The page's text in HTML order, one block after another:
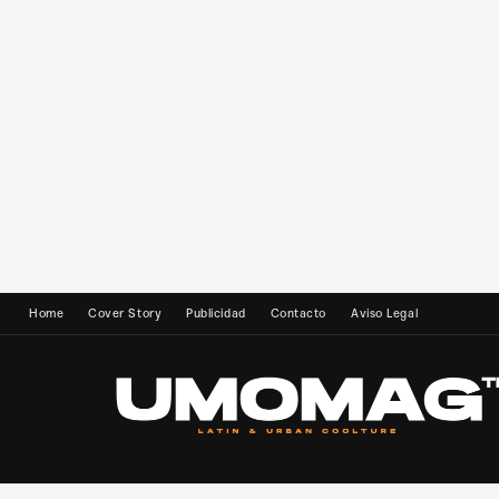
Home Cover Story Publicidad Contacto Aviso Legal